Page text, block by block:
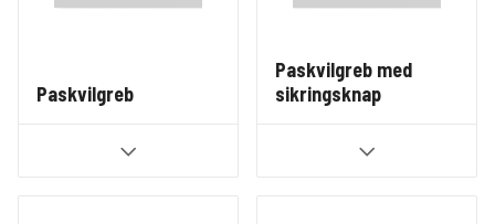
Paskvilgreb
Paskvilgreb med
sikringsknap